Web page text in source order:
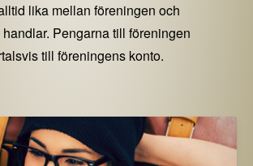
lika mellan föreningen och
Pengarna till föreningen
till föreningens konto.